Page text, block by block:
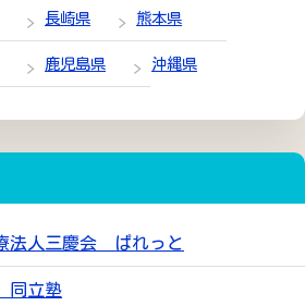
長崎県 熊本県
鹿児島県 沖縄県
法人三慶会 ぱれっと
同立塾